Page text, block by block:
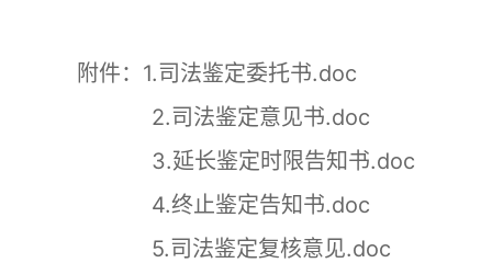
附件：1.司法鉴定委托书.doc
2.司法鉴定意见书.doc
3.延长鉴定时限告知书.doc
4.终止鉴定告知书.doc
5.司法鉴定复核意见.doc